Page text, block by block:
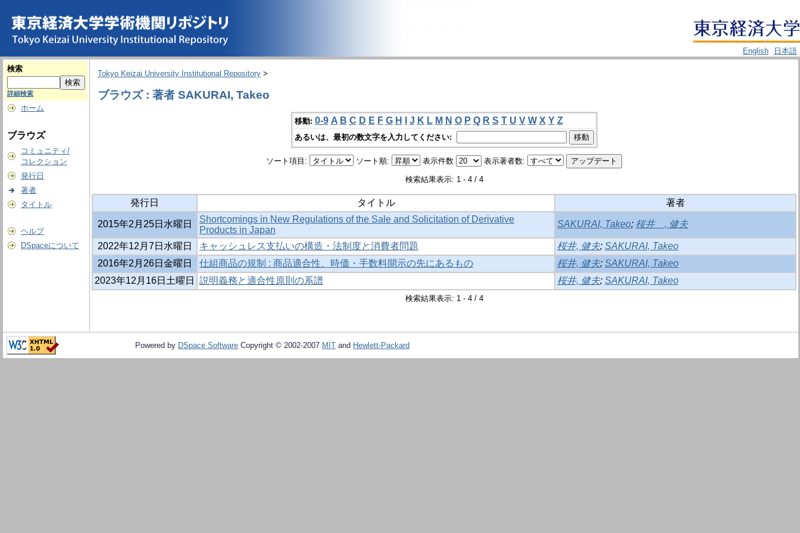
English
日本語
検索
詳細検索
ホーム
ブラウズ
コミュニティ/
コレクション
発行日
著者
タイトル
ヘルプ
DSpaceについて
Tokyo Keizai University Institutional Repository >
ブラウズ : 著者 SAKURAI, Takeo
移動: 0-9 A B C D E F G H J K L M N O P Q R S T U V W X Y Z
あるいは、最初の数文字を入力してください:
ソート項目: ソート順: 表示件数 表示著者数:
検索結果表示: 1 - 4 / 4
発行日 タイトル 著者
2015年2月25日水曜日
Shortcomings in New Regulations of the Sale and Solicitation of Derivative
Products in Japan
SAKURAI, Takeo; 桜井 , 健夫
2022年12月7日水曜日 キャッシュレス支払いの構造・法制度と消費者問題 桜井, 健夫; SAKURAI, Takeo
2016年2月26日金曜日
仕組商品の規制 : 商品適合性、時価・手数料開示の先にあるもの 桜井, 健夫; SAKURAI, Takeo
2023年12月16日土曜日
説明義務と適合性原則の系譜 桜井, 健夫; SAKURAI, Takeo
検索結果表示: 1 - 4 / 4
Powered by DSpace Software Copyright © 2002-2007 MIT and Hewlett-Packard